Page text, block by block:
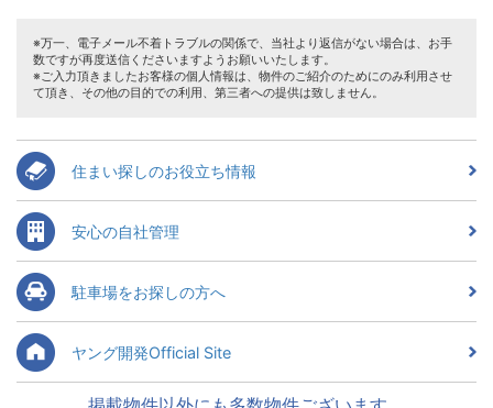
※万一、電子メール不着トラブルの関係で、当社より返信がない場合は、お手
数ですが再度送信くださいますようお願いいたします。
※ご入力頂きましたお客様の個人情報は、物件のご紹介のためにのみ利用させ
て頂き、その他の目的での利用、第三者への提供は致しません。
住まい探しのお役立ち情報
安心の自社管理
駐車場をお探しの方へ
ヤング開発Official Site